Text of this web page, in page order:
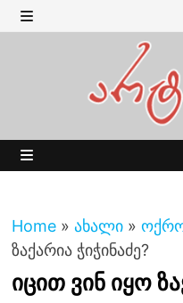
Skip
to MENU
Home » ახალი »
ზაქარია ჭიჭინაძე?
იცით ვინ იყო